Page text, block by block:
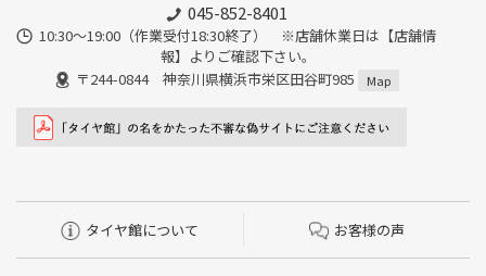
045-852-8401
10:30～19:00（作業受付18:30終了） ※店舗休業日は【店舗情
報】よりご確認下さい。
〒244-0844 神奈川県横浜市栄区田谷町985
Map
タイヤ館について お客様の声